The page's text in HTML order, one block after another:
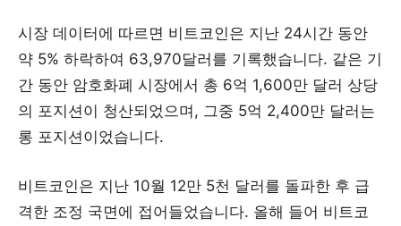
시장 데이터에 따르면 비트코인은 지난 24시간 동안
약 5% 하락하여 63,970달러를 기록했습니다. 같은 기
간 동안 암호화폐 시장에서 총 6억 1,600만 달러 상당
의 포지션이 청산되었으며, 그중 5억 2,400만 달러는
롱 포지션이었습니다.
비트코인은 지난 10월 12만 5천 달러를 돌파한 후 급
격한 조정 국면에 접어들었습니다. 올해 들어 비트코